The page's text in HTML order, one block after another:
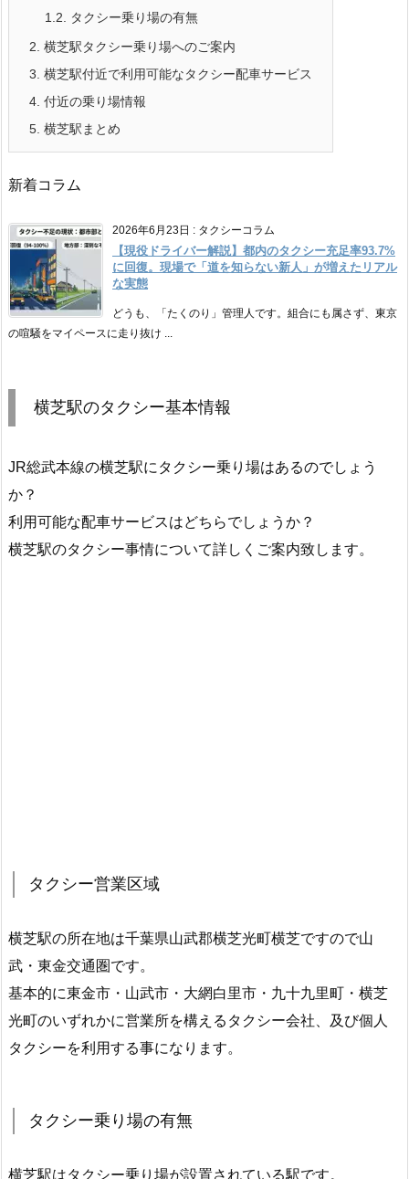
1.2.
タクシー乗り場の有無
2. 横芝駅タクシー乗り場へのご案内
3. 横芝駅付近で利用可能なタクシー配車サービス
4. 付近の乗り場情報
5. 横芝駅まとめ
新着コラム
2026年6月23日 : タクシーコラム
【現役ドライバー解説】都内のタクシー充足率93.7%
に回復。現場で「道を知らない新人」が増えたリアル
な実態
どうも、「たくのり」管理人です。組合にも属さず、東京
の喧騒をマイペースに走り抜け ...
横芝駅のタクシー基本情報
JR総武本線の横芝駅にタクシー乗り場はあるのでしょう
か？
利用可能な配車サービスはどちらでしょうか？
横芝駅のタクシー事情について詳しくご案内致します。
タクシー営業区域
横芝駅の所在地は千葉県山武郡横芝光町横芝ですので山
武・東金交通圏です。
基本的に東金市・山武市・大網白里市・九十九里町・横芝
光町のいずれかに営業所を構えるタクシー会社、及び個人
タクシーを利用する事になります。
タクシー乗り場の有無
横芝駅はタクシー乗り場が設置されている駅です。